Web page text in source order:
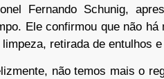
Fernando Schunig,
Ele confirmou que não
limpeza, retirada de entulhos
não temos mais o